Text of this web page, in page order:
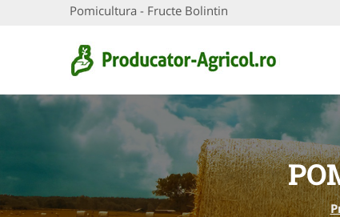
Pomicultura - Fructe Bolintin